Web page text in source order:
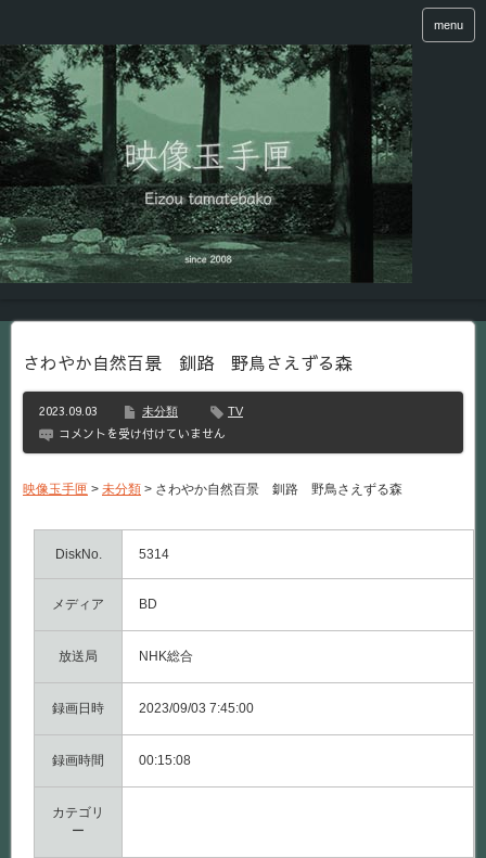
menu
さわやか自然百景 釧路 野鳥さえずる森
2023.09.03 未分類 TV
さ
わ
か
景
野
え
森
コメントを受け付けていません
映像玉手匣 > 未分類 > さわやか自然百景 釧路 野鳥さえずる森
DiskNo. 5314
メディア BD
放送局 NHK総合
録画日時 2023/09/03 7:45:00
録画時間 00:15:08
カテゴリ
ー